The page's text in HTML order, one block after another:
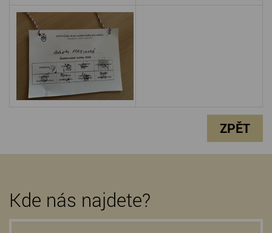
ZPĚT
Kde nás najdete?